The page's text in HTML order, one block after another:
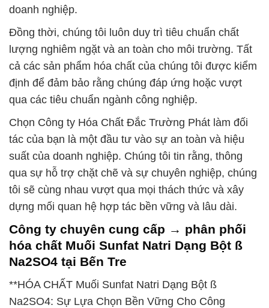
doanh nghiệp.
Đồng thời, chúng tôi luôn duy trì tiêu chuẩn chất
lượng nghiêm ngặt và an toàn cho môi trường. Tất
cả các sản phẩm hóa chất của chúng tôi được kiểm
định để đảm bảo rằng chúng đáp ứng hoặc vượt
qua các tiêu chuẩn ngành công nghiệp.
Chọn Công ty Hóa Chất Đắc Trường Phát làm đối
tác của bạn là một đầu tư vào sự an toàn và hiệu
suất của doanh nghiệp. Chúng tôi tin rằng, thông
qua sự hỗ trợ chặt chẽ và sự chuyên nghiệp, chúng
tôi sẽ cùng nhau vượt qua mọi thách thức và xây
dựng mối quan hệ hợp tác bền vững và lâu dài.
Công ty chuyên cung cấp → phân phối
hóa chất Muối Sunfat Natri Dạng Bột ß
Na2SO4 tại Bến Tre
**HÓA CHẤT Muối Sunfat Natri Dạng Bột ß
Na2SO4: Sự Lựa Chọn Bền Vững Cho Công